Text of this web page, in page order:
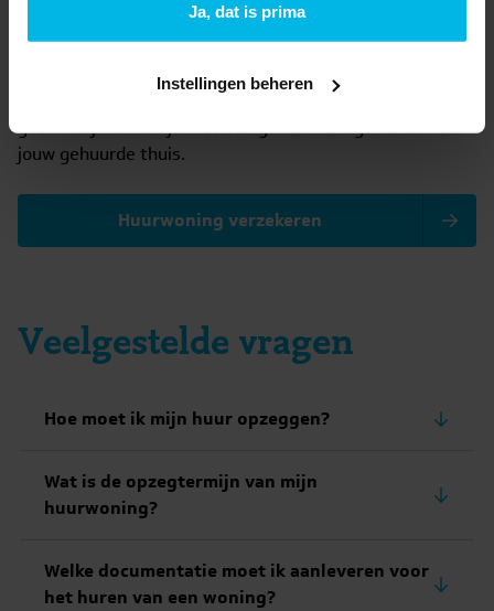
Ja, dat is prima
Instellingen beheren
zich mee, toch is het essentieel om jezelf wel te
beschermen tegen onverwachte gebeurtenissen. Met
doordachte verzekeringen zorg je ervoor dat jouw
persoonlijke bezittingen en verantwoordelijkheden
gedekt zijn en kun je met een gerust hart genieten van
jouw gehuurde thuis.
Huurwoning verzekeren
Veelgestelde vragen
Hoe moet ik mijn huur opzeggen?
Wat is de opzegtermijn van mijn
huurwoning?
Welke documentatie moet ik aanleveren voor
het huren van een woning?